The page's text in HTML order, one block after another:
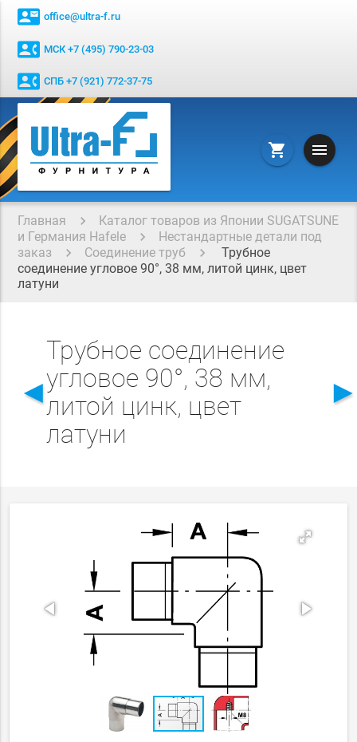
contact_mail office@ultra-f.ru
contact_phone МСК +7 (495) 790-23-03
contact_phone СПБ +7 (921) 772-37-75
shopping_cart menu
Главная
Каталог товаров из Японии SUGATSUNE
и Германия Hafele
Нестандартные детали под
заказ
Соединение труб
Трубное
соединение угловое 90°, 38 мм, литой цинк, цвет
латуни
◄
Трубное соединение
угловое 90°, 38 мм,
литой цинк, цвет
латуни